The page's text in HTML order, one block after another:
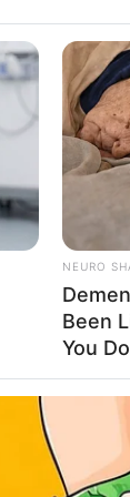
NEURO
Been
You
Cast?
Enter